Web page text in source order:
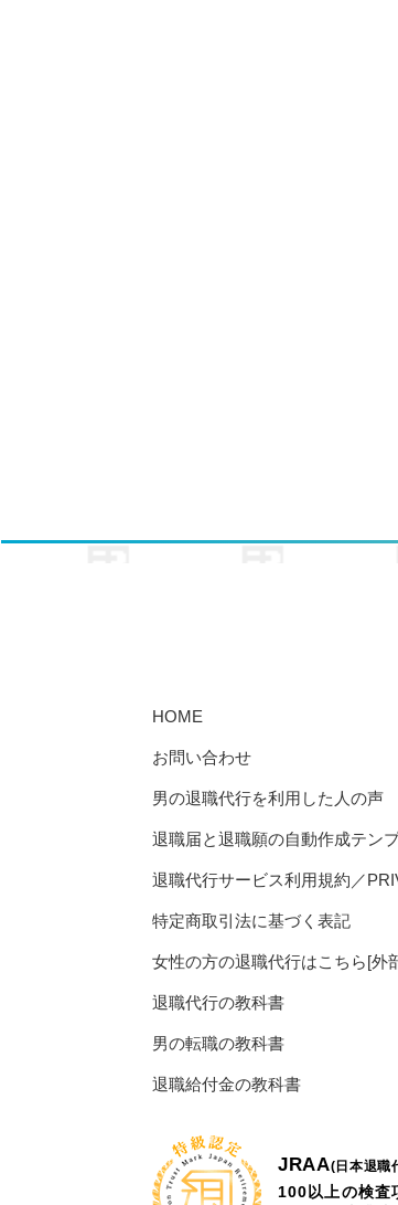
HOME
お問い合わせ
男の退職代行を利用した人の声
退職届と退職願の自動作成テン
退職代行サービス利用規約／
特定商取引法に基づく表記
女性の方の退職代行はこちら[外
退職代行の教科書
男の転職の教科書
退職給付金の教科書
JRAA(日本退職
100以上の検査